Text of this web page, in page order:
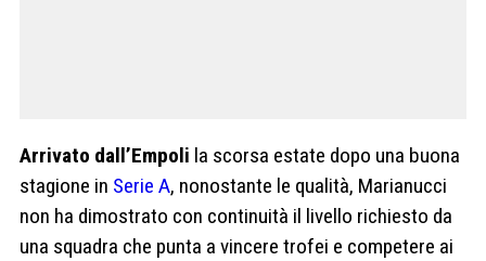
Arrivato dall’Empoli la scorsa estate dopo una buona
stagione in Serie A, nonostante le qualità, Marianucci
non ha dimostrato con continuità il livello richiesto da
una squadra che punta a vincere trofei e competere ai